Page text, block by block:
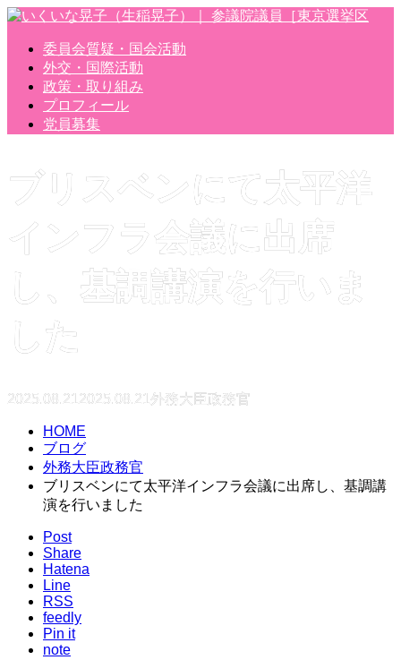
委員会質疑・国会活動
外交・国際活動
政策・取り組み
プロフィール
党員募集
ブリスベンにて太平洋
インフラ会議に出席
し、基調講演を行いま
した
2025.08.21 2025.08.21 外務大臣政務官
HOME
ブログ
外務大臣政務官
ブリスベンにて太平洋インフラ会議に出席し、基調講
演を行いました
Post
Share
Hatena
Line
RSS
feedly
Pin it
note